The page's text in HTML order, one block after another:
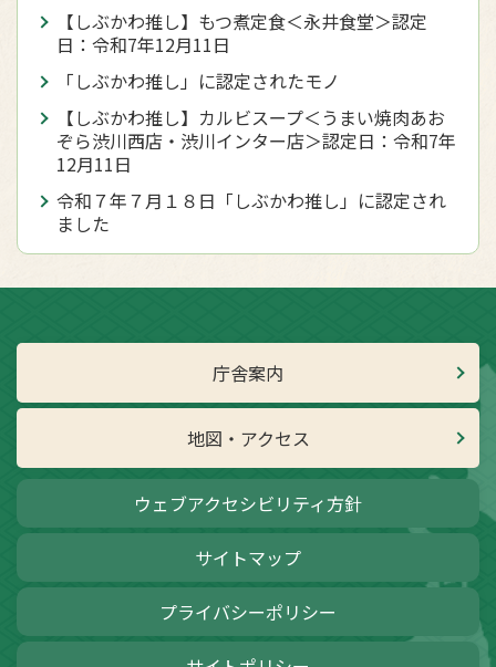
【しぶかわ推し】もつ煮定食＜永井食堂＞認定
日：令和7年12月11日
「しぶかわ推し」に認定されたモノ
【しぶかわ推し】カルビスープ＜うまい焼肉あお
ぞら渋川西店・渋川インター店＞認定日：令和7年
12月11日
令和７年７月１８日「しぶかわ推し」に認定され
ました
庁舎案内
地図・アクセス
ウェブアクセシビリティ方針
サイトマップ
プライバシーポリシー